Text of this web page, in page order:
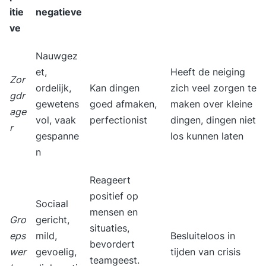
na de training altijd voor je klaar met onze
telefoonnummer achter. Dan neemt Supertrainer
z.s.m. contact met je op om de training vorm te
geven. Liever incompany voor een groep? Dat
kan ook, dan schrijven wij een voorstel op maat.
Voor wie? Leidinggevenden, teamleiders en
managers in alle soorten en maten. Resultaat Na
om op een zelfverzekerde en effectieve te
leidinggeven. Werkwijze van Supertrainer
Intakegesprek (vrijblijvend)Jij krijgt de beste
training als die is afgestemd op jouw behoeften.
Daarom brengen we samen jouw situatie in kaart.
Dat kan telefonisch en duurt maximaal 30
itie
ve
negatieve
Zor
gdr
age
r
Nauwgez
et,
ordelijk,
gewetens
vol, vaak
gespanne
n
Kan dingen
goed afmaken,
perfectionist
Heeft de neiging
zich veel zorgen te
maken over kleine
dingen, dingen niet
los kunnen laten
Gro
eps
wer
Sociaal
gericht,
mild,
gevoelig,
Reageert
positief op
mensen en
situaties,
bevordert
teamgeest.
Besluiteloos in
tijden van crisis